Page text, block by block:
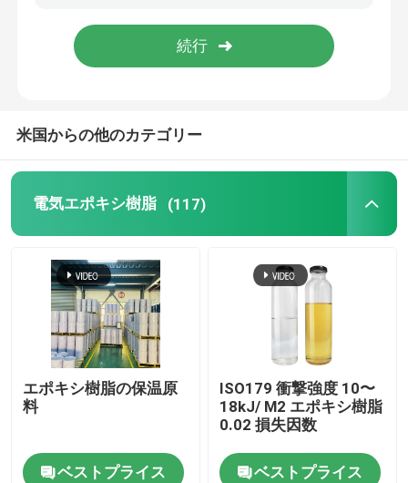
米国からの他のカテゴリー
電気エポキシ樹脂 (117)
エポキシ樹脂の保温原
料
ベストプライス
ISO179 衝撃強度 10〜
18kJ/ M2 エポキシ樹脂
0.02 損失因数
ベストプライス